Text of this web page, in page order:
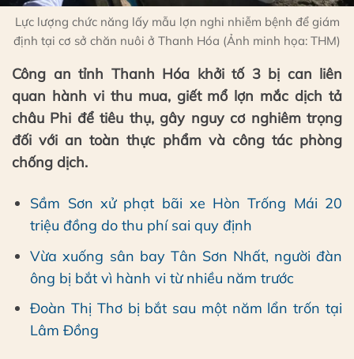
Lực lượng chức năng lấy mẫu lợn nghi nhiễm bệnh để giám
định tại cơ sở chăn nuôi ở Thanh Hóa (Ảnh minh họa: THM)
Công an tỉnh Thanh Hóa khởi tố 3 bị can liên
quan hành vi thu mua, giết mổ lợn mắc dịch tả
châu Phi để tiêu thụ, gây nguy cơ nghiêm trọng
đối với an toàn thực phẩm và công tác phòng
chống dịch.
Sầm Sơn xử phạt bãi xe Hòn Trống Mái 20
triệu đồng do thu phí sai quy định
Vừa xuống sân bay Tân Sơn Nhất, người đàn
ông bị bắt vì hành vi từ nhiều năm trước
Đoàn Thị Thơ bị bắt sau một năm lẩn trốn tại
Lâm Đồng